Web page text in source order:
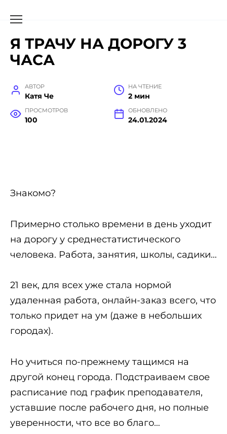
Я ТРАЧУ НА ДОРОГУ 3
ЧАСА
АВТОР
Катя Че
НА ЧТЕНИЕ
2 мин
ПРОСМОТРОВ
100
ОБНОВЛЕНО
24.01.2024
Знакомо?
Примерно столько времени в день уходит
на дорогу у среднестатистического
человека. Работа, занятия, школы, садики…
21 век, для всех уже стала нормой
удаленная работа, онлайн-заказ всего, что
только придет на ум (даже в небольших
городах).
Но учиться по-прежнему тащимся на
другой конец города. Подстраиваем свое
расписание под график преподавателя,
уставшие после рабочего дня, но полные
уверенности, что все во благо…